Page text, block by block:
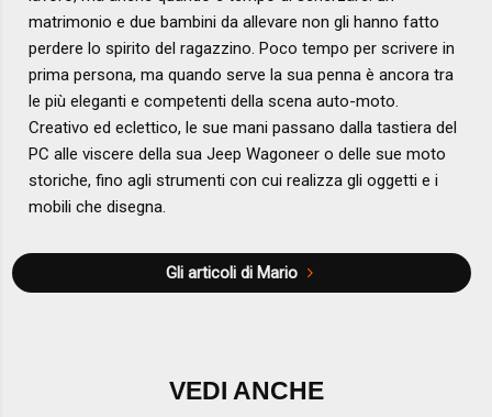
matrimonio e due bambini da allevare non gli hanno fatto
perdere lo spirito del ragazzino. Poco tempo per scrivere in
prima persona, ma quando serve la sua penna è ancora tra
le più eleganti e competenti della scena auto-moto.
Creativo ed eclettico, le sue mani passano dalla tastiera del
PC alle viscere della sua Jeep Wagoneer o delle sue moto
storiche, fino agli strumenti con cui realizza gli oggetti e i
mobili che disegna.
Gli articoli di Mario
VEDI ANCHE